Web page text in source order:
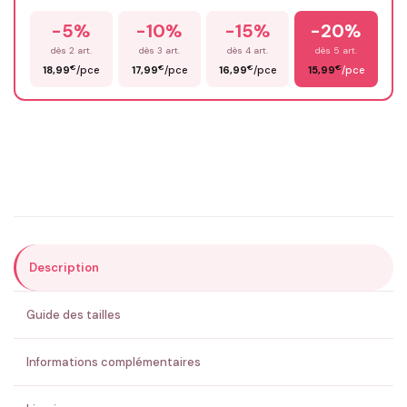
Prénom*
ENVOYER MA DEMANDE ✨
💚 Retour sous 24-48h🇫🇷 Flocage en France✅ Validation avant fabrication
-5%
dès 2 art.
18,99€/pce
-10%
dès 3 art.
17,99€/pce
-15%
dès 4 art.
16,99€/pce
-20%
dès 5 art.
15,99€/pce
Description
Guide des tailles
Informations complémentaires